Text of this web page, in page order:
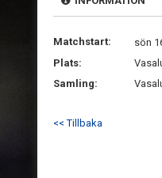
Matchstart:
sön
Plats:
Samling:
<< Tillbaka